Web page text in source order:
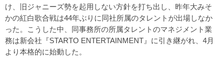
け、旧ジャニーズ勢を起用しない方針を打ち出し、昨年大みそ
かの紅白歌合戦は44年ぶりに同社所属のタレントが出場しなか
った。こうした中、同事務所の所属タレントのマネジメント業
務は新会社『STARTO ENTERTAINMENT』に引き継がれ、4月
より本格的に始動した。